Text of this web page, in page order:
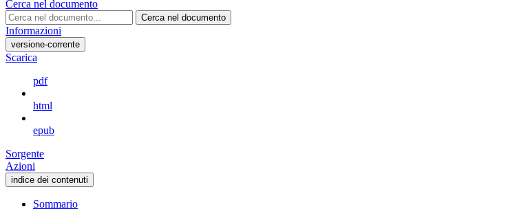
Cerca nel documento
Cerca nel documento
Informazioni
versione-corrente
Scarica
pdf
html
epub
Sorgente
Azioni
indice dei contenuti
Sommario